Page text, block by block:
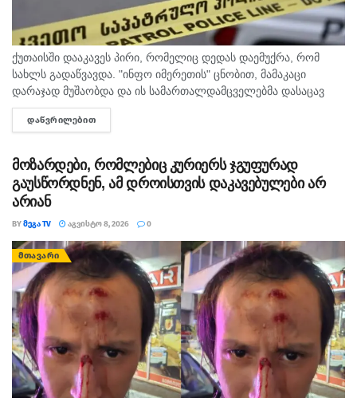
ქუთაისში დააკავეს პირი, რომელიც დედას დაემუქრა, რომ
სახლს გადაწვავდა. "ინფო იმერეთის" ცნობით, მამაკაცი
დარაჯად მუშაობდა და ის სამართალდამცველებმა დასაცავ
ობიექტზე აიყვანეს. შსს-ს ინფორმაციით, დაკავებულს
სისხლის სამართლის კოდექსის 11 პრიმა...
ᲓᲐᲬᲕᲠᲘᲚᲔᲑᲘᲗ
მოზარდები, რომლებიც კურიერს ჯგუფურად
გაუსწორდნენ, ამ დროისთვის დაკავებულები არ
არიან
BYᲛᲔᲒᲐ TV ᲐᲒᲕᲘᲡᲢᲝ 8, 2026 0
ᲛᲗᲐᲕᲐᲠᲘ